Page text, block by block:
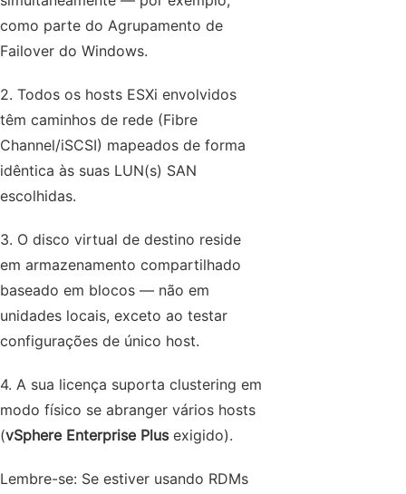
como parte do Agrupamento de
Failover do Windows.
2. Todos os hosts ESXi envolvidos
têm caminhos de rede (Fibre
Channel/iSCSI) mapeados de forma
idêntica às suas LUN(s) SAN
escolhidas.
3. O disco virtual de destino reside
em armazenamento compartilhado
baseado em blocos — não em
unidades locais, exceto ao testar
configurações de único host.
4. A sua licença suporta clustering em
modo físico se abranger vários hosts
(vSphere Enterprise Plusexigido).
Lembre-se: Se estiver usando RDMs